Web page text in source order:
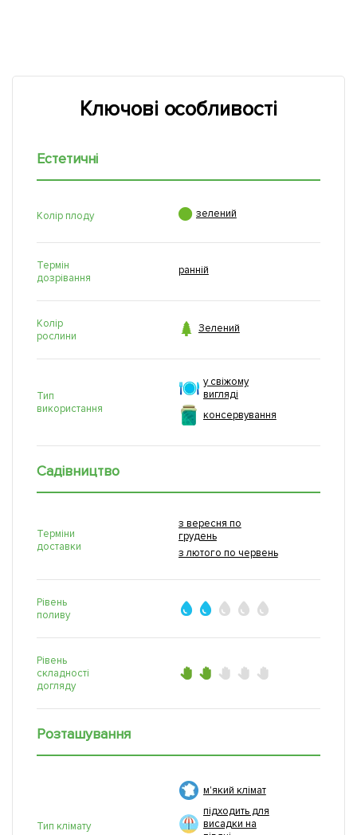
Ключові особливості
Естетичні
Колір плоду  зелений
Термін
дозрівання
ранній
Колір
рослини
 Зелений
Тип
використання
у свіжому
вигляді
консервування
Садівництво
Терміни
доставки
з вересня по
грудень
з лютого по червень
Рівень
поливу
Рівень
складності
догляду
Розташування
Тип клімату
м'який клімат
підходить для
висадки на